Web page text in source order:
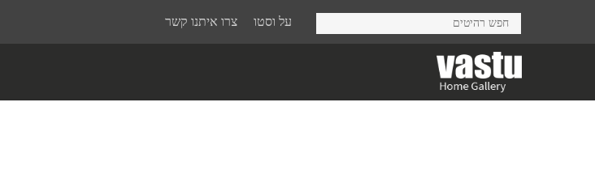
על וסטו צרו איתנו קשר